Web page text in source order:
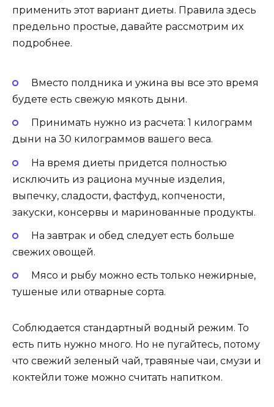
применить этот вариант диеты. Правила здесь
предельно простые, давайте рассмотрим их
подробнее.
Вместо полдника и ужина вы все это время
будете есть свежую мякоть дыни.
Принимать нужно из расчета: 1 килограмм
дыни на 30 килограммов вашего веса.
На время диеты придется полностью
исключить из рациона мучные изделия,
выпечку, сладости, фастфуд, копчености,
закуски, консервы и маринованные продукты.
На завтрак и обед следует есть больше
свежих овощей.
Мясо и рыбу можно есть только нежирные,
тушеные или отварные сорта.
Соблюдается стандартный водный режим. То
есть пить нужно много. Но не пугайтесь, потому
что свежий зеленый чай, травяные чаи, смузи и
коктейли тоже можно считать напитком.